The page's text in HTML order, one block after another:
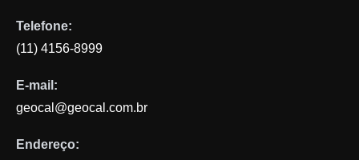
Telefone:
(11) 4156-8999
E-mail:
geocal@geocal.com.br
Endereço: